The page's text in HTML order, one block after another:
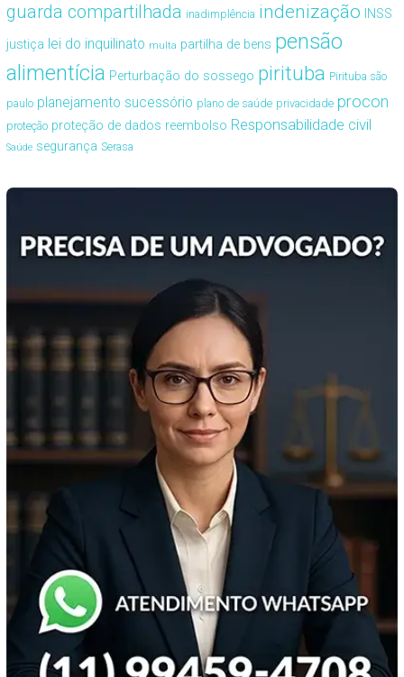
guarda compartilhada inadimplência indenização INSS
justiça lei do inquilinato multa partilha de bens pensão
alimentícia Perturbação do sossego pirituba Pirituba são
paulo planejamento sucessório plano de saúde privacidade procon
proteção proteção de dados reembolso Responsabilidade civil
Saúde segurança Serasa